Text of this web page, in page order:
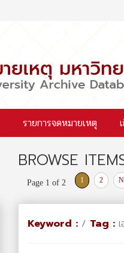
รายการจดหมายเหตุ
BROWSE
Page 1 of 2 1 2
Keyword : / Tag :